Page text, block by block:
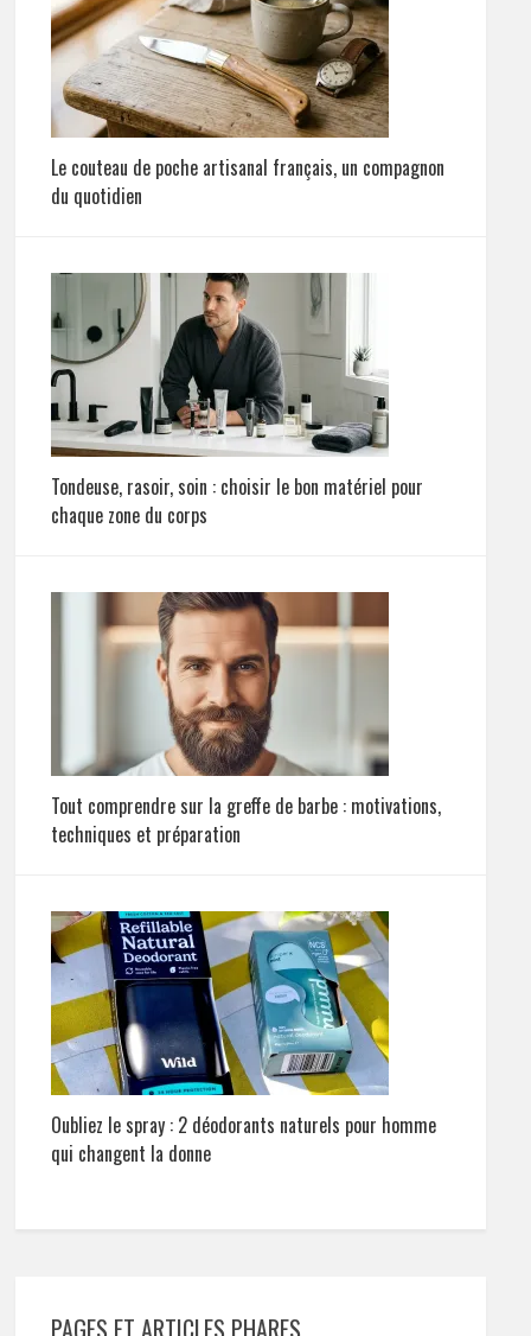
Le couteau de poche artisanal français, un compagnon
du quotidien
Tondeuse, rasoir, soin : choisir le bon matériel pour
chaque zone du corps
Tout comprendre sur la greffe de barbe : motivations,
techniques et préparation
Oubliez le spray : 2 déodorants naturels pour homme
qui changent la donne